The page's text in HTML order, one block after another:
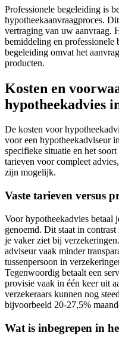
Professionele begeleiding is
hypotheekaanvraagproces.
vertraging van uw aanvraag.
bemiddeling en professionele
begeleiding omvat het
producten.
Kosten en
hypotheekadvies
De kosten voor
voor een hypotheekadviseur
specifieke situatie en het
tarieven voor compleet
zijn mogelijk.
Vaste tarieven versus
Voor hypotheekadvies betaal
genoemd. Dit staat in
je vaker ziet bij
adviseur vaak minder
tussenpersoon in
Tegenwoordig betaalt een
provisie vaak in één keer uit
verzekeraars kunnen nog
bijvoorbeeld 20-27,5%
Wat is inbegrepen in